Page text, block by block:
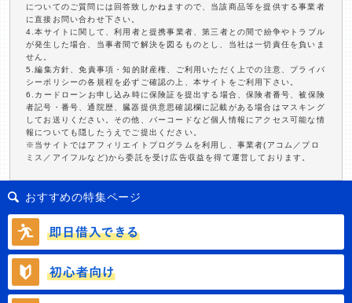
についてのご質問には回答致しかねますので、当該商品等を提供する事業者
に直接お問い合わせ下さい。
4.本サイトに関して、利用者と提携事業者、第三者との間で紛争やトラブル
が発生した場合、当事者間で解決を図るものとし、当社は一切責任を負いま
せん。
5.編集方針、免責事項・知的財産権、ご利用いただく上での注意、プライバ
シーポリシーの各規程を必ずご確認の上、本サイトをご利用下さい。
6.カードローンお申し込み時に保険証を提出する場合、保険者番号、被保険
者記号・番号、通院歴、臓器提供意思確認欄に記載がある場合はマスキング
してお送りください。その他、バーコードなど個人情報にアクセス可能な情
報についても隠したうえでご提出ください。
※当サイトではアフィリエイトプログラムを利用し、事業者(アコム／プロ
ミス／アイフルなど)から委託を受け広告収益を得て運営しております。
おすすめの特集ページ